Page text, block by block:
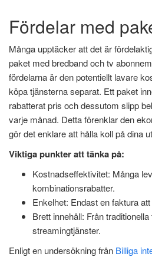
Fördelar med
Många upptäcker att det är
paket med bredband och tv
fördelarna är den potentiellt lavare
köpa tjänsterna separat. Ett paket
rabatterat pris och dessutom slipp
varje månad. Detta förenklar den
gör det enklare att hålla koll på dina
Viktiga punkter att tänka på:
Kostnadseffektivitet: Många
kombinationsrabatter.
Enkelhet: Endast en faktura
Brett innehåll: Från
streamingtjänster.
Enligt en undersökning från Billiga